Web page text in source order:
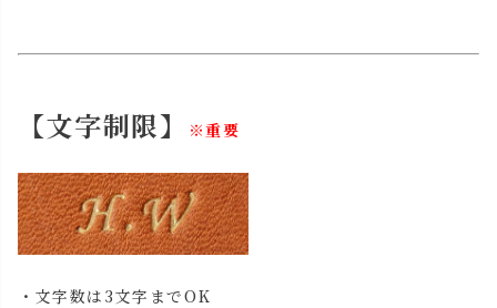
【文字制限】 ※重要
・文字数は3文字までOK